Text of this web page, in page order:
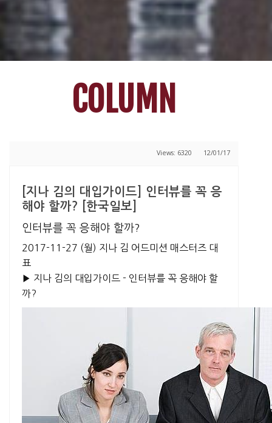
COLUMN
Views: 6320 12/01/17
[지나 김의 대입가이드] 인터뷰를 꼭 응
해야 할까? [한국일보]
인터뷰를 꼭 응해야 할까?
2017-11-27 (월) 지나 김 어드미션 매스터즈 대
표
▶ 지나 김의 대입가이드 - 인터뷰를 꼭 응해야 할
까?